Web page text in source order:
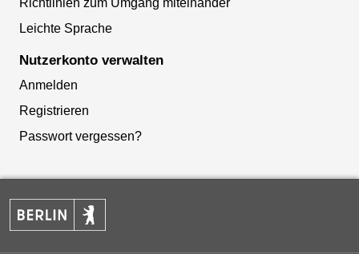
Richtlinien zum Umgang miteinander
Leichte Sprache
Nutzerkonto verwalten
Anmelden
Registrieren
Passwort vergessen?